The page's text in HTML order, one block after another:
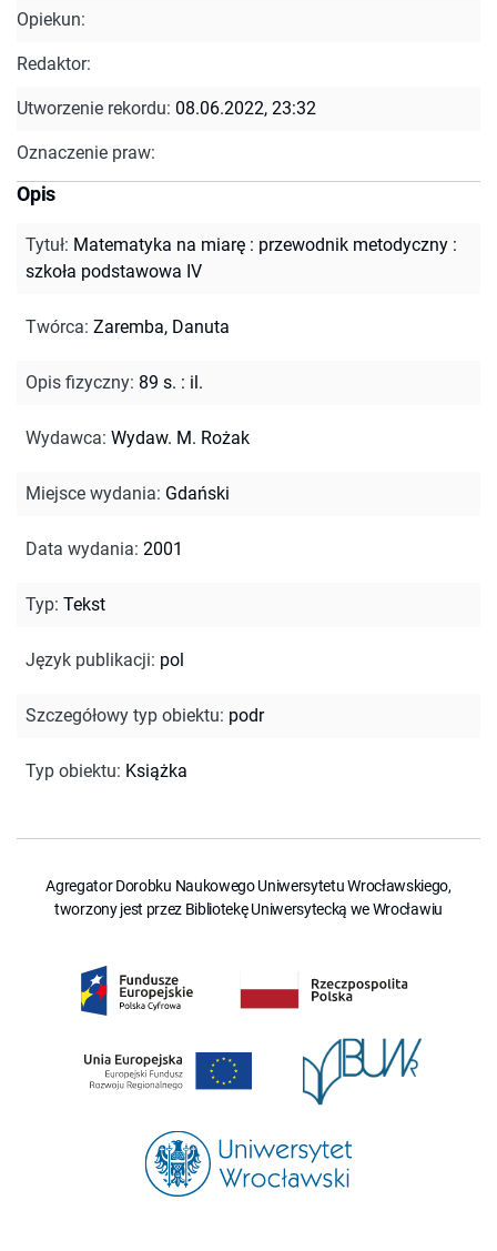
Opiekun:
Redaktor:
Utworzenie rekordu: 08.06.2022, 23:32
Oznaczenie praw:
Opis
Tytuł: Matematyka na miarę : przewodnik metodyczny :
szkoła podstawowa IV
Twórca: Zaremba, Danuta
Opis fizyczny: 89 s. : il.
Wydawca: Wydaw. M. Rożak
Miejsce wydania: Gdański
Data wydania: 2001
Typ: Tekst
Język publikacji: pol
Szczegółowy typ obiektu: podr
Typ obiektu: Książka
Agregator Dorobku Naukowego Uniwersytetu Wrocławskiego,
tworzony jest przez Bibliotekę Uniwersytecką we Wrocławiu